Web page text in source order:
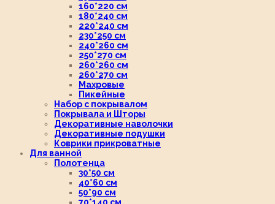
160*220 см
180*240 см
220*240 см
230*250 см
240*260 см
250*270 см
260*260 см
260*270 см
Махровые
Пикейные
Набор с покрывалом
Покрывала и Шторы
Декоративные наволочки
Декоративные подушки
Коврики прикроватные
Для ванной
Полотенца
30*50 см
40*60 см
50*90 см
70*140 см